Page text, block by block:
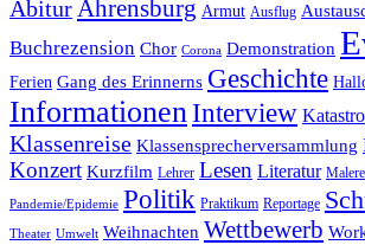
Abitur Ahrensburg Armut Ausflug
Buchrezension Chor Corona Demonstration
Ferien Gang des Erinnerns Geschichte
Informationen Interview
Klassenreise Klassensprecherversammlung
Konzert Kurzfilm Lehrer Lesen Literatur
Pandemie/Epidemie Politik Praktikum Reportage
Theater Umwelt Weihnachten Wettbewerb